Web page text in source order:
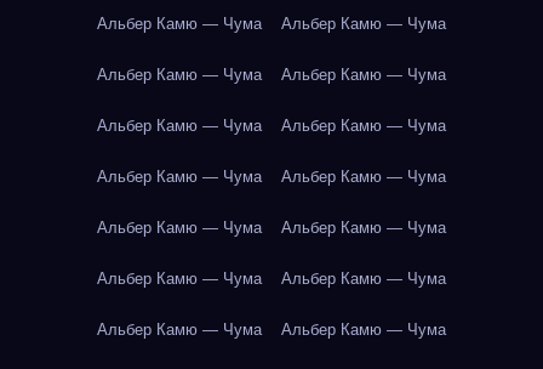
Альбер Камю — Чума Альбер Камю — Чума
Альбер Камю — Чума Альбер Камю — Чума
Альбер Камю — Чума Альбер Камю — Чума
Альбер Камю — Чума Альбер Камю — Чума
Альбер Камю — Чума Альбер Камю — Чума
Альбер Камю — Чума Альбер Камю — Чума
Альбер Камю — Чума Альбер Камю — Чума